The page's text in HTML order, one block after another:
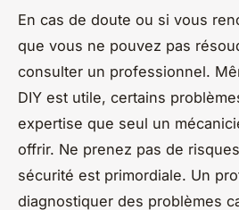
En cas de doute ou si vous
que vous ne pouvez pas
consulter un professionnel.
DIY est utile, certains
expertise que seul un
offrir. Ne prenez pas de
sécurité est primordiale. Un
diagnostiquer des problèmes